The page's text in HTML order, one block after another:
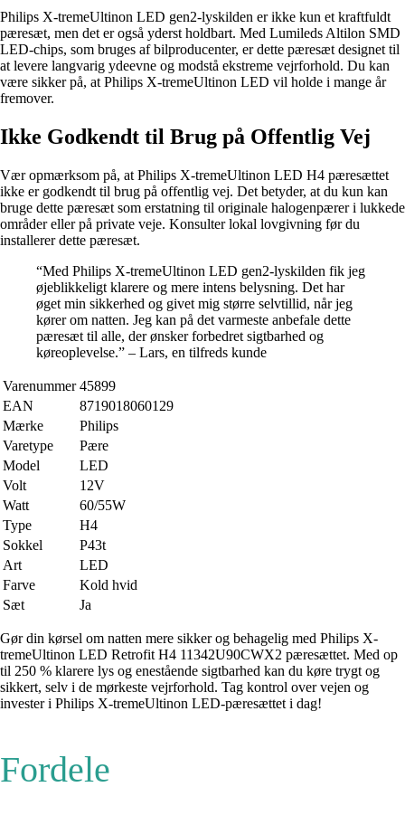
Philips X-tremeUltinon LED gen2-lyskilden er ikke kun et kraftfuldt
pæresæt, men det er også yderst holdbart. Med Lumileds Altilon SMD
LED-chips, som bruges af bilproducenter, er dette pæresæt designet til
at levere langvarig ydeevne og modstå ekstreme vejrforhold. Du kan
være sikker på, at Philips X-tremeUltinon LED vil holde i mange år
fremover.
Ikke Godkendt til Brug på Offentlig Vej
Vær opmærksom på, at Philips X-tremeUltinon LED H4 pæresættet
ikke er godkendt til brug på offentlig vej. Det betyder, at du kun kan
bruge dette pæresæt som erstatning til originale halogenpærer i lukkede
områder eller på private veje. Konsulter lokal lovgivning før du
installerer dette pæresæt.
“Med Philips X-tremeUltinon LED gen2-lyskilden fik jeg
øjeblikkeligt klarere og mere intens belysning. Det har
øget min sikkerhed og givet mig større selvtillid, når jeg
kører om natten. Jeg kan på det varmeste anbefale dette
pæresæt til alle, der ønsker forbedret sigtbarhed og
køreoplevelse.” – Lars, en tilfreds kunde
Varenummer 45899
EAN
8719018060129
Mærke
Philips
Varetype
Pære
Model
LED
Volt
12V
Watt
60/55W
Type
H4
Sokkel
P43t
Art
LED
Farve
Kold hvid
Sæt
Ja
Gør din kørsel om natten mere sikker og behagelig med Philips X-
tremeUltinon LED Retrofit H4 11342U90CWX2 pæresættet. Med op
til 250 % klarere lys og enestående sigtbarhed kan du køre trygt og
sikkert, selv i de mørkeste vejrforhold. Tag kontrol over vejen og
invester i Philips X-tremeUltinon LED-pæresættet i dag!
Fordele